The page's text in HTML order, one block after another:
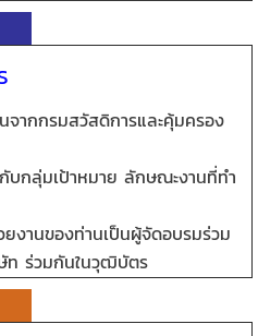
จากกรมสวัสดิการและคุ้มครอง
บกลุ่มเป้าหมาย ลักษณะงานที่ทำ
งานของท่านเป็นผู้จัดอบรมร่วม
ท ร่วมกันในวุฒิบัตร